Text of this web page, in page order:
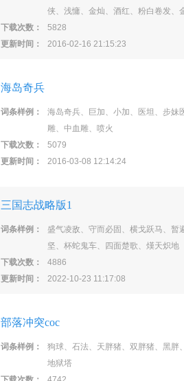
侠、浅慵、金灿、酒红、粉白卷发、
下载次数：
5828
更新时间：
2016-02-16 21:15:23
海岛奇兵
词条样例：
海岛奇兵、巨加、小加、医坦、步妹
雕、中血雕、喷火
下载次数：
5079
更新时间：
2016-03-08 12:14:24
三国志战略版1
词条样例：
盛气凌敌、守而必固、横戈跃马、
坚、杯蛇鬼车、四面楚歌、熯天炽地
下载次数：
4886
更新时间：
2022-10-23 11:17:08
部落冲突coc
词条样例：
狗球、石法、天胖猪、双胖猪、黑胖
地狱塔